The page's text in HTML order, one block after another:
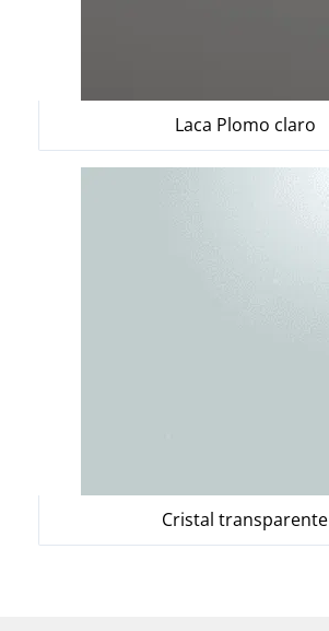
Laca Plomo claro
Cristal transparente